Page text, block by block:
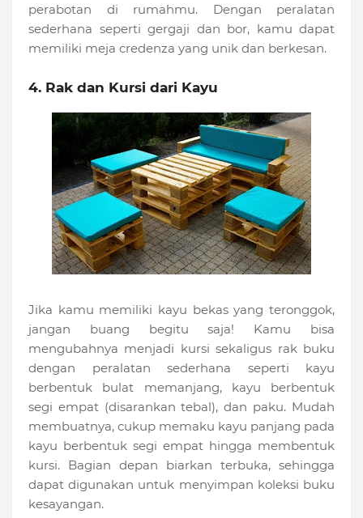
perabotan di rumahmu. Dengan peralatan
sederhana seperti gergaji dan bor, kamu dapat
memiliki meja credenza yang unik dan berkesan.
4. Rak dan Kursi dari Kayu
Jika kamu memiliki kayu bekas yang teronggok,
jangan buang begitu saja! Kamu bisa
mengubahnya menjadi kursi sekaligus rak buku
dengan peralatan sederhana seperti kayu
berbentuk bulat memanjang, kayu berbentuk
segi empat (disarankan tebal), dan paku. Mudah
membuatnya, cukup memaku kayu panjang pada
kayu berbentuk segi empat hingga membentuk
kursi. Bagian depan biarkan terbuka, sehingga
dapat digunakan untuk menyimpan koleksi buku
kesayangan.